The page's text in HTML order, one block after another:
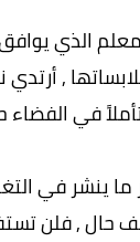
,
في الفضاء
ما ينشر في
حال , فلن